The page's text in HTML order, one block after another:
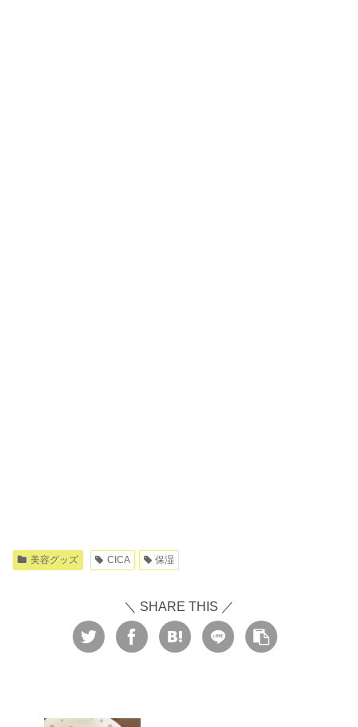
美容グッズ CICA 保湿
＼ SHARE THIS ／